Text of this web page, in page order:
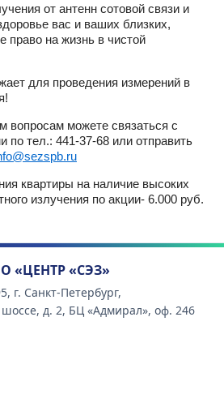
от антенн сотовой связи и
вас и ваших близких,
право на жизнь в чистой
для проведения измерений в
вопросам можете связаться с
по тел.: 441-37-68 или отправить
квартиры на наличие высоких
излучения по акции- 6.000 руб.
«ЦЕНТР «СЭЗ»
г. Санкт-Петербург,
д. 2, БЦ «Адмирал», оф. 246